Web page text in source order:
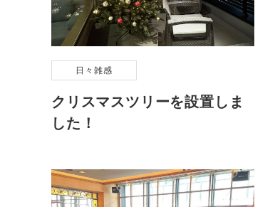
日々雑感
クリスマスツリーを設置しま
した！